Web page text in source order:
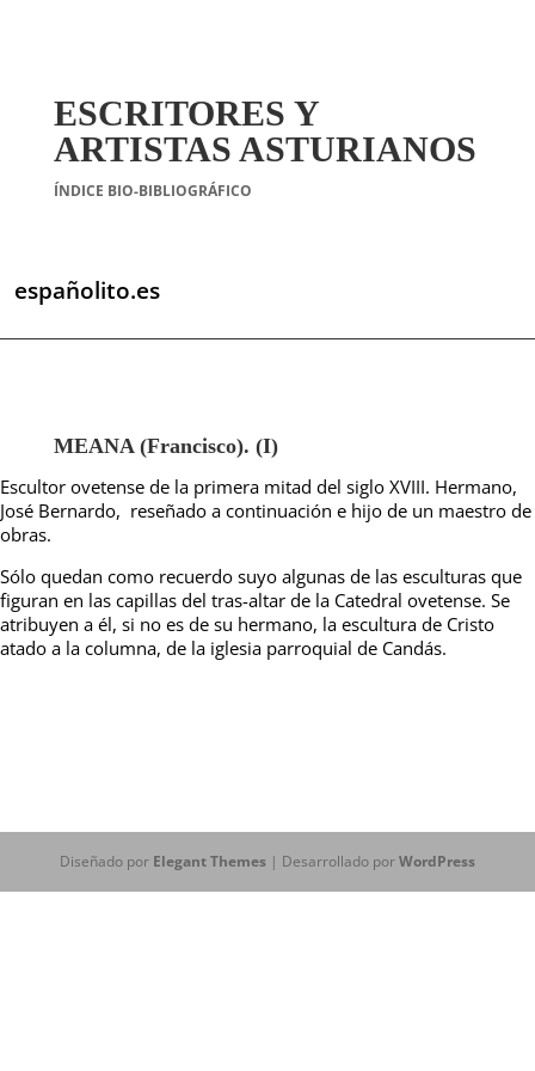
ESCRITORES Y
ARTISTAS ASTURIANOS
ÍNDICE BIO-BIBLIOGRÁFICO
españolito.es
MEANA (Francisco). (I)
Escultor ovetense de la primera mitad del siglo XVIII. Hermano,
José Bernardo, reseñado a continuación e hijo de un maestro de
obras.
Sólo quedan como recuerdo suyo algunas de las esculturas que
figuran en las capillas del tras-altar de la Catedral ovetense. Se
atribuyen a él, si no es de su hermano, la escultura de Cristo
atado a la columna, de la iglesia parroquial de Candás.
Diseñado por Elegant Themes| Desarrollado porWordPress